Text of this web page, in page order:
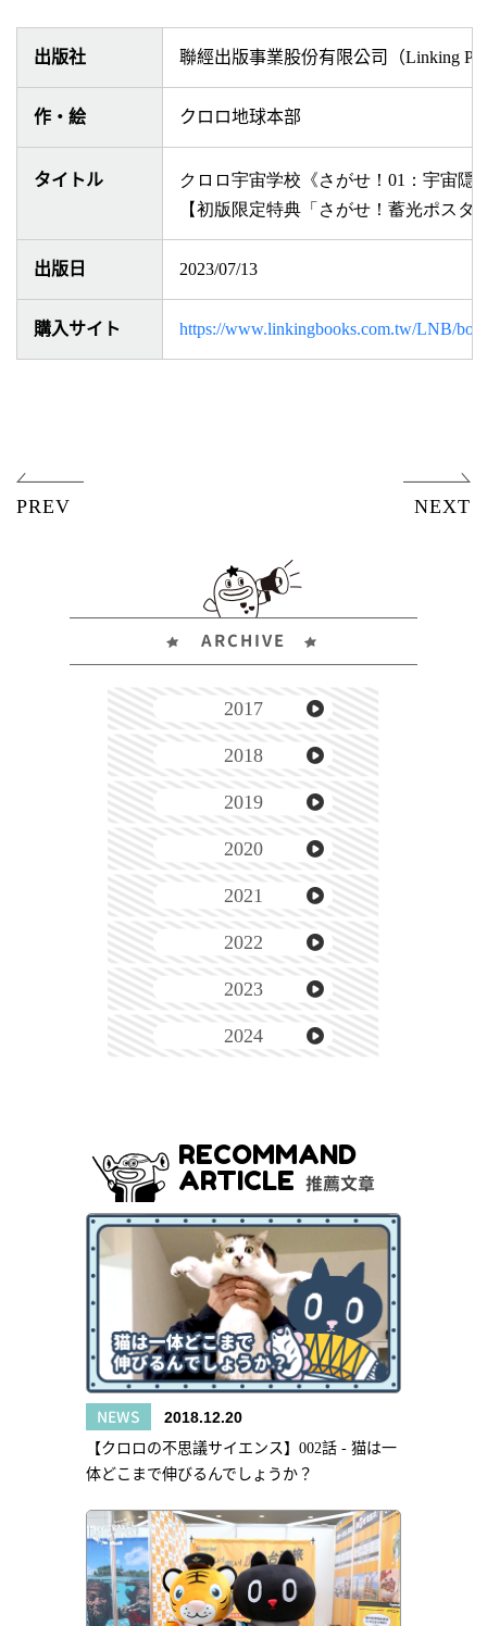
出版社 聯經出版事業股份有限公司（Linking
作・絵 クロロ地球本部
タイトル クロロ宇宙学校《さがせ！ 01 ：宇宙隠
【初版限定特典「さがせ！蓄光ポスタ
出版日 2023/07/13
購入サイト https://www.linkingbooks.com.tw/LNB/
ARCHIVE
2017
2018
2019
2020
2021
2022
2023
2024
RECOMMAND
ARTICLE 推薦文章
NEWS 2018.12.20
【クロロの不思議サイエンス】002話 - 猫は一
体どこまで伸びるんでしょうか？